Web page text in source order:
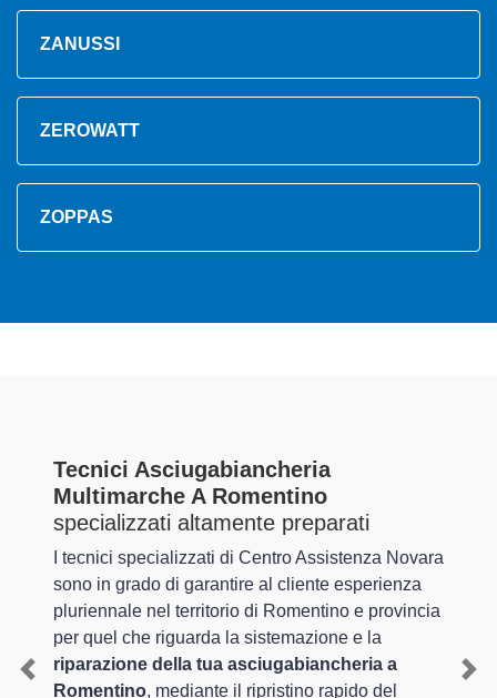
ZANUSSI
ZEROWATT
ZOPPAS
Tecnici Asciugabiancheria
Multimarche A Romentino
specializzati altamente preparati
I tecnici specializzati di Centro Assistenza Novara
sono in grado di garantire al cliente esperienza
pluriennale nel territorio di Romentino e provincia
per quel che riguarda la sistemazione e la
riparazione della tua asciugabiancheria a
Romentino, mediante il ripristino rapido del
Previous